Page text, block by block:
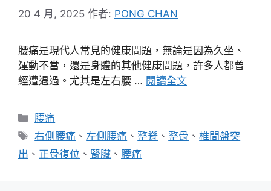
20 4 月, 2025 作者: PONG CHAN
腰痛是現代人常見的健康問題，無論是因為久坐、
運動不當，還是身體的其他健康問題，許多人都曾
經遭遇過。尤其是左右腰 … 閱讀全文
分
類
腰痛
標
籤
右側腰痛 、 左側腰痛 、整脊 、整骨 、椎間盤突
出 、 正骨復位 、 腎臟 、 腰痛